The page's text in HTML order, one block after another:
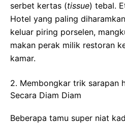
serbet kertas (tissue) tebal.
Hotel yang paling
keluar piring porselen,
makan perak milik restoran
kamar.
2. Membongkar trik sarapan
Secara Diam Diam
Beberapa tamu super niat